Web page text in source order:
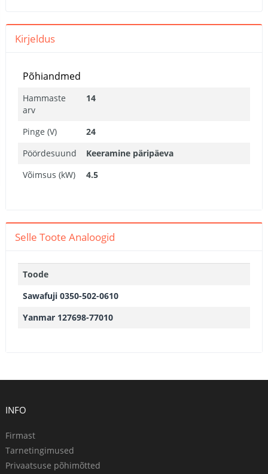
Kirjeldus
Põhiandmed
Hammaste
arv
14
Pinge (V)
24
Pöördesuund
Keeramine päripäeva
Võimsus (kW)
4.5
Selle Toote Analoogid
Toode
Sawafuji 0350-502-0610
Yanmar 127698-77010
INFO
Firmast
Tarnetingimused
Privaatsuse põhimõtted